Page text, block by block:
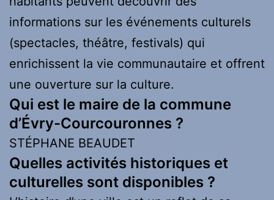
informations sur les événements culturels
(spectacles, théâtre, festivals) qui
enrichissent la vie communautaire et offrent
une ouverture sur la culture.
Qui est le maire de la commune
d’Évry-Courcouronnes ?
STÉPHANE BEAUDET
Quelles activités historiques et
culturelles sont disponibles ?